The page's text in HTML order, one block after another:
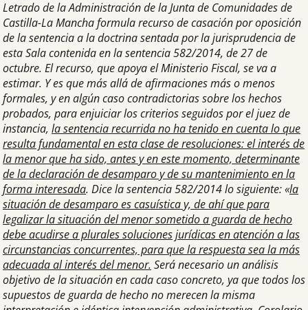
Letrado de la Administración de la Junta de Comunidades de
Castilla-La Mancha formula recurso de casación por oposición
de la sentencia a la doctrina sentada por la jurisprudencia de
esta Sala contenida en la sentencia 582/2014, de 27 de
octubre. El recurso, que apoya el Ministerio Fiscal, se va a
estimar. Y es que más allá de afirmaciones más o menos
formales, y en algún caso contradictorias sobre los hechos
probados, para enjuiciar los criterios seguidos por el juez de
instancia, la sentencia recurrida no ha tenido en cuenta lo que
resulta fundamental en esta clase de resoluciones: el interés de
la menor que ha sido, antes y en este momento, determinante
de la declaración de desamparo y de su mantenimiento en la
forma interesada. Dice la sentencia 582/2014 lo siguiente: «la
situación de desamparo es casuística y, de ahí que para
legalizar la situación del menor sometido a guarda de hecho
debe acudirse a plurales soluciones jurídicas en atención a las
circunstancias concurrentes, para que la respuesta sea la más
adecuada al interés del menor. Será necesario un análisis
objetivo de la situación en cada caso concreto, ya que todos los
supuestos de guarda de hecho no merecen la misma